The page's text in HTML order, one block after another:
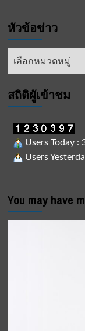
หัวข้อข่าว
หัวข้อ
สถิติผูัเข้าชม
Users Today :
Users
You may have